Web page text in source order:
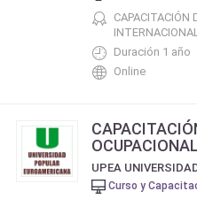
CAPACITACIÓN
Duración 1 año
Online
OCUPACIONAL
Curso y